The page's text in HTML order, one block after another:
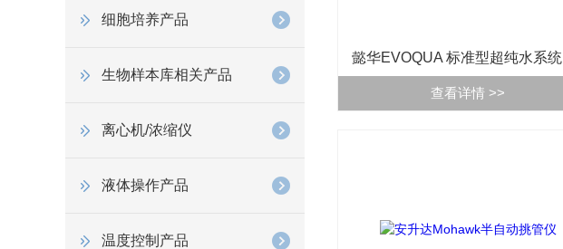
细胞培养产品
生物样本库相关产品
离心机/浓缩仪
液体操作产品
温度控制产品
懿华EVOQUA 标准型超纯水系统
查看详情 >>